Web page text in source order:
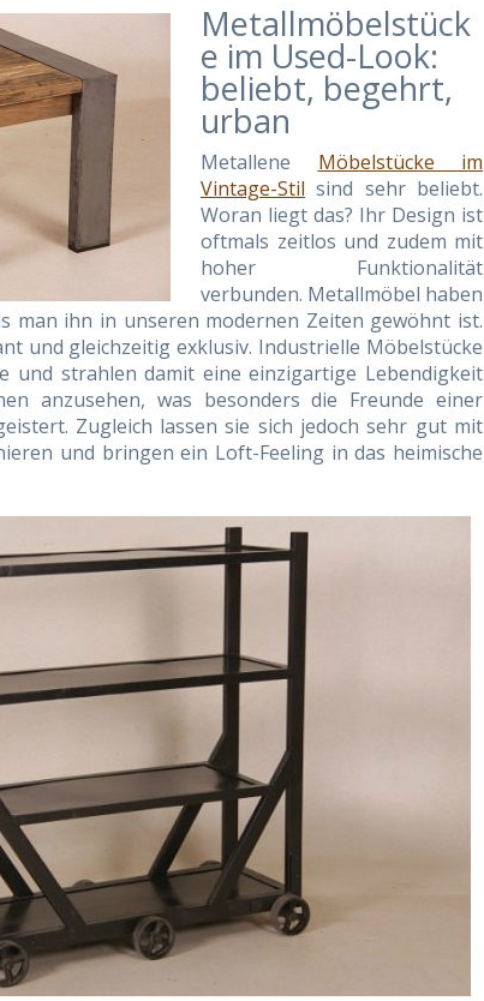
Metallmöbelstück
e im Used-Look:
beliebt, begehrt,
urban
Metallene Möbelstücke im
Vintage-Stil sind sehr beliebt.
Woran liegt das? Ihr Design ist
oftmals zeitlos und zudem mit
hoher Funktionalität
verbunden. Metallmöbel haben
man ihn in unseren modernen Zeiten gewöhnt ist.
und gleichzeitig exklusiv. Industrielle Möbelstücke
und strahlen damit eine einzigartige Lebendigkeit
anzusehen, was besonders die Freunde einer
Zugleich lassen sie sich jedoch sehr gut mit
und bringen ein Loft-Feeling in das heimische